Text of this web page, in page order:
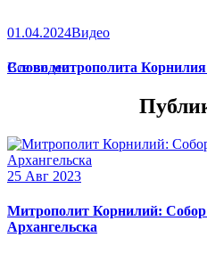
01.04.2024Видео
Слово митрополита Корнилия
Все видео
25 Авг 2023
Митрополит Корнилий:
Архангельска